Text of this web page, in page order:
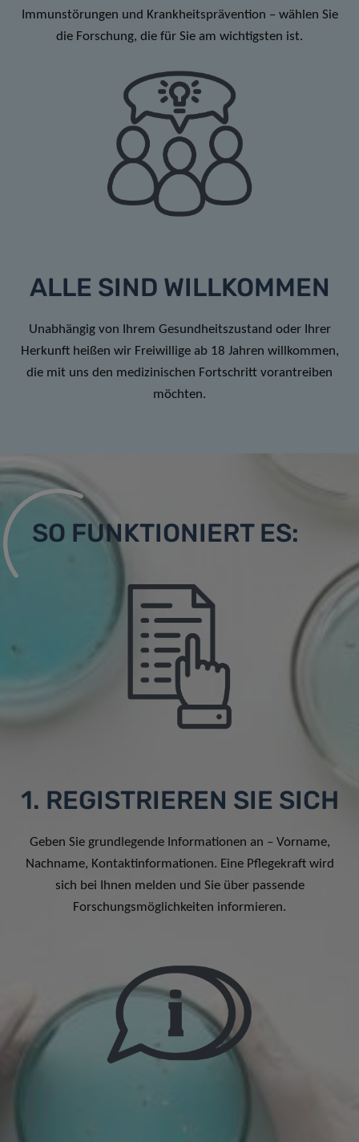
Immunstörungen und Krankheitsprävention – wählen Sie
die Forschung, die für Sie am wichtigsten ist.
ALLE SIND WILLKOMMEN
Unabhängig von Ihrem Gesundheitszustand oder Ihrer
Herkunft heißen wir Freiwillige ab 18 Jahren willkommen,
die mit uns den medizinischen Fortschritt vorantreiben
möchten.
SO FUNKTIONIERT ES:
1. REGISTRIEREN SIE SICH
Geben Sie grundlegende Informationen an – Vorname,
Nachname, Kontaktinformationen. Eine Pflegekraft wird
sich bei Ihnen melden und Sie über passende
Forschungsmöglichkeiten informieren.